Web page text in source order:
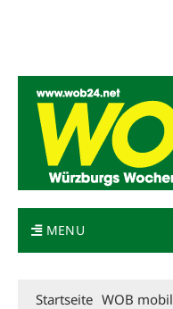
MENU
Startseite WOB mobil